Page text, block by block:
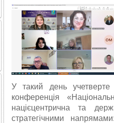
У такий день учетверте
конференція
націєцентрична та
стратегічними